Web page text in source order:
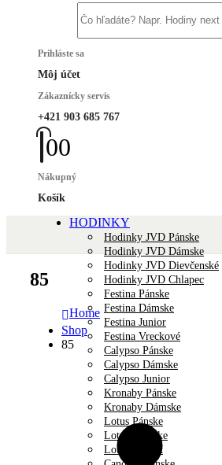
Prihláste sa
Môj účet
Zákaznícky servis
+421 903 685 767
00
Nákupný
Košík
HODINKY
Hodinky JVD Pánske
Hodinky JVD Dámske
Hodinky JVD Dievčenské
Hodinky JVD Chlapec
Festina Pánske
Festina Dámske
Festina Junior
Festina Vreckové
Calypso Pánske
Calypso Dámske
Calypso Junior
Kronaby Pánske
Kronaby Dámske
Lotus Pánske
Lotus Dámske
Lotus Unisex
85
Home
Shop
85